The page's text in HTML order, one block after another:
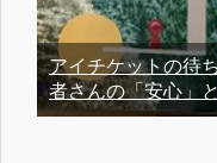
アイチケットの待
者さんの「安心」